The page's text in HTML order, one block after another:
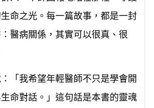
命之光。每一篇故事，都是一封
醫病關係，其實可以很真、很
「我希望年輕醫師不只是學會開
命對話。」這句話是本書的靈魂